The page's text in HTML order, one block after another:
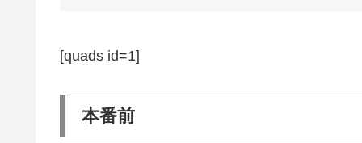
[quads id=1]
本番前